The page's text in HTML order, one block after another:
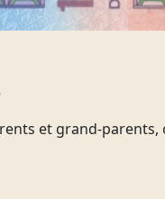
et grand-parents,